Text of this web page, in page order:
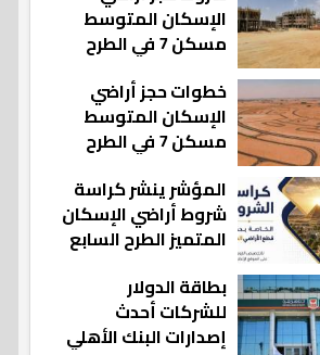
الإسكان المتوسط
مسكن 7 في الطرح
خطوات حجز أراضي
الإسكان المتوسط
مسكن 7 في الطرح
المؤشر ينشر كراسة
شروط أراضي الإسكان
المتميز الطرح السابع
بطاقة الدولار
للشركات أحدث
إصدارات البنك الأهلي